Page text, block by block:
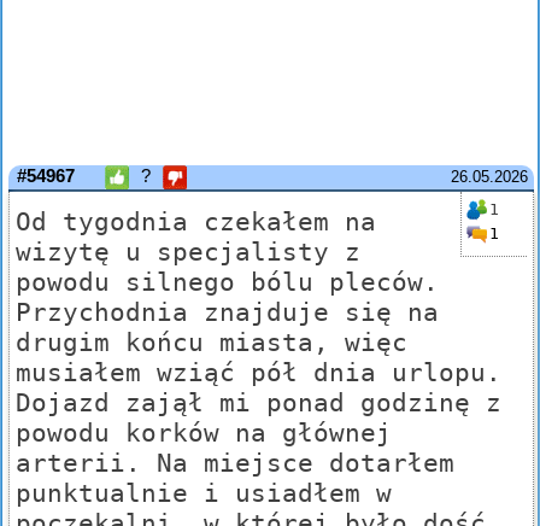
26.05.2026
#54967 ?
1
1
Od tygodnia czekałem na
wizytę u specjalisty z
powodu silnego bólu pleców.
Przychodnia znajduje się na
drugim końcu miasta, więc
musiałem wziąć pół dnia urlopu.
Dojazd zajął mi ponad godzinę z
powodu korków na głównej
arterii. Na miejsce dotarłem
punktualnie i usiadłem w